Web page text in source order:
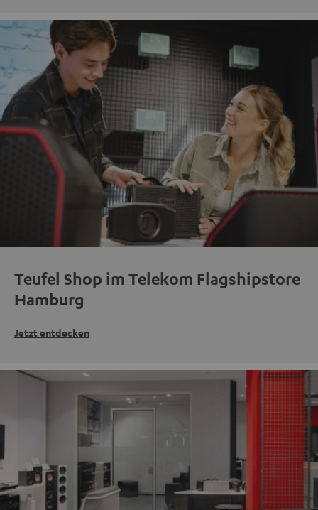
Teufel Shop im Telekom Flagshipstore
Hamburg
Jetzt entdecken